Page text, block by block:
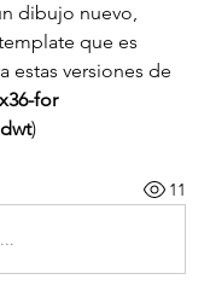
dibujo nuevo,
que es
estas versiones de
for
)
11